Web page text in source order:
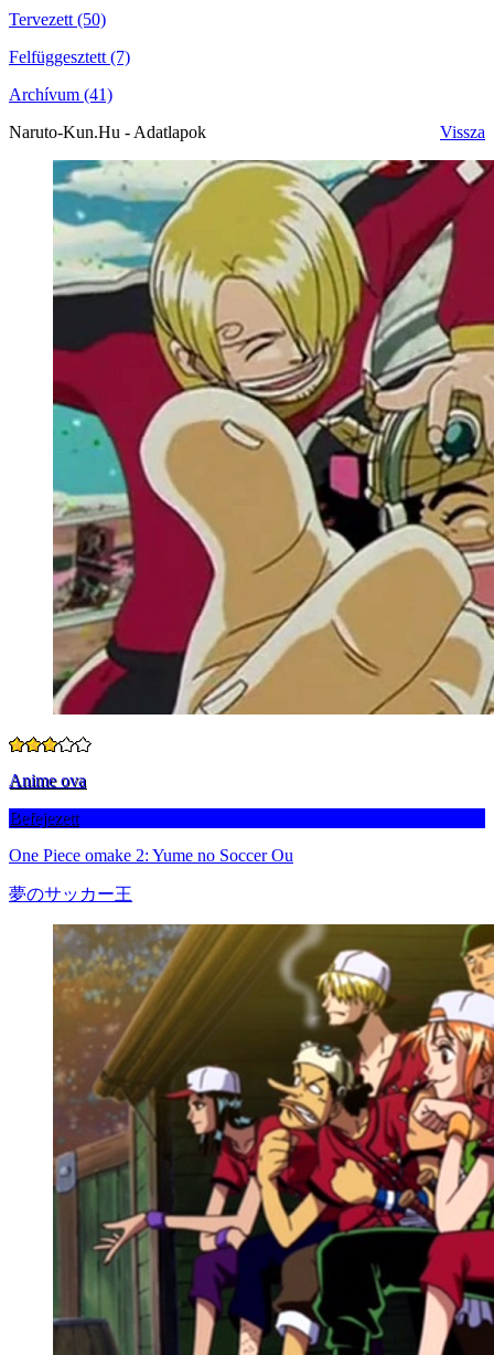
Tervezett (50)
Felfüggesztett (7)
Archívum (41)
Naruto-Kun.Hu - Adatlapok
Vissza
Anime ova
Befejezett
One Piece omake 2: Yume no Soccer Ou
夢のサッカー王